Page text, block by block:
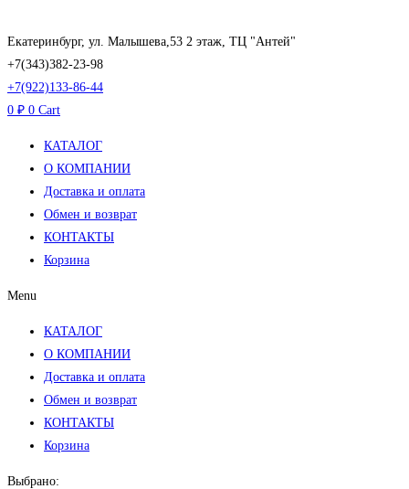
к
содержимому
Екатеринбург, ул. Малышева,53 2 этаж, ТЦ "Антей"
+7(343)382-23-98
+7(922)133-86-44
0 ₽ 0 Cart
КАТАЛОГ
О КОМПАНИИ
Доставка и оплата
Обмен и возврат
КОНТАКТЫ
Корзина
Menu
КАТАЛОГ
О КОМПАНИИ
Доставка и оплата
Обмен и возврат
КОНТАКТЫ
Корзина
Выбрано: